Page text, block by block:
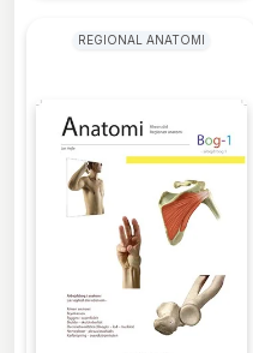
REGIONAL ANATOMI